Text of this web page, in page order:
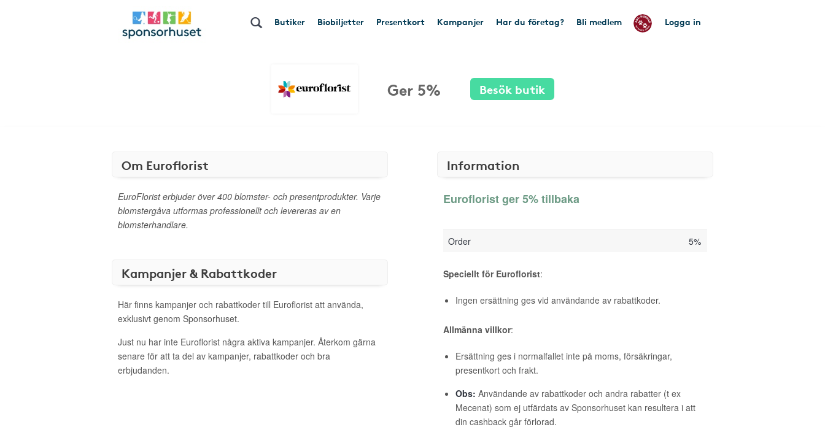
Butiker Biobiljetter Presentkort Kampanjer Har du företag? Bli medlem Logga in
Ger 5% Besök butik
Om Euroflorist
EuroFlorist erbjuder över 400 blomster- och presentprodukter. Varje
blomstergåva utformas professionellt och levereras av en
blomsterhandlare.
Kampanjer & Rabattkoder
Här finns kampanjer och rabattkoder till Euroflorist att använda,
exklusivt genom Sponsorhuset.
Just nu har inte Euroflorist några aktiva kampanjer. Återkom gärna
senare för att ta del av kampanjer, rabattkoder och bra
erbjudanden.
Information
Euroflorist ger 5% tillbaka
Order 5%
Speciellt för Euroflorist:
Ingen ersättning ges vid användande av rabattkoder.
Allmänna villkor:
Ersättning ges i normalfallet inte på moms, försäkringar,
presentkort och frakt.
Obs: Användande av rabattkoder och andra rabatter (t ex
Mecenat) som ej utfärdats av Sponsorhuset kan resultera i att
din cashback går förlorad.